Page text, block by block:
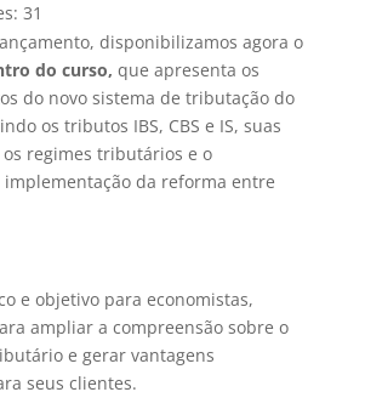
31
disponibilizamos agora o
do curso, que apresenta os
do novo sistema de tributação do
os tributos IBS, CBS e IS, suas
regimes tributários e o
da reforma entre
e objetivo para economistas,
ampliar a compreensão sobre o
e gerar vantagens
seus clientes.